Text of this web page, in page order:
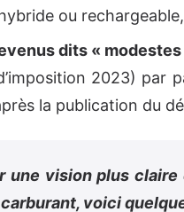
ou
dits « modestes
2023) par
la publication du
une vision plus
carburant, voici